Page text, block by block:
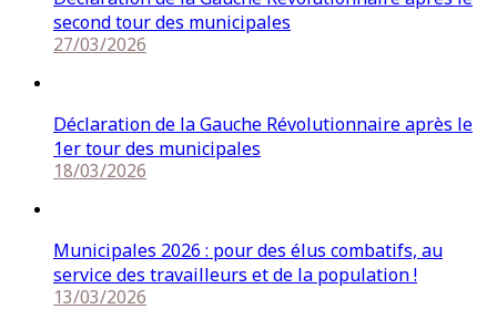
second tour des municipales
27/03/2026
Déclaration de la Gauche Révolutionnaire après le
1er tour des municipales
18/03/2026
Municipales 2026 : pour des élus combatifs, au
service des travailleurs et de la population !
13/03/2026